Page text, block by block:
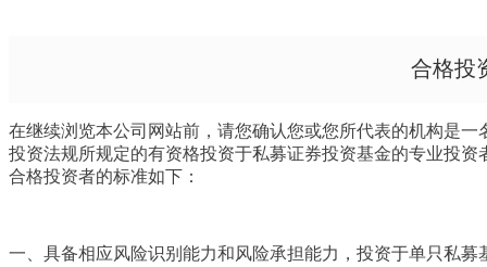
合格投
在继续浏览本公司网站前，请您确认您或您所代表的机构是一
投资法规所规定的有资格投资于私募证券投资基金的专业投
合格投资者的标准如下：
一、具备相应风险识别能力和风险承担能力，投资于单只私